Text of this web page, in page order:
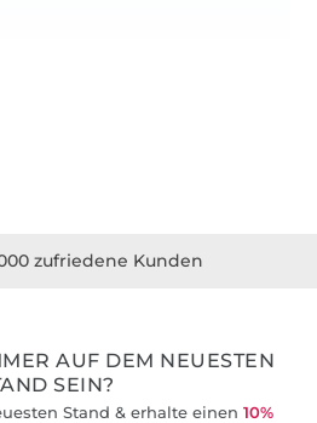
AUF DEM NEUESTEN
SEIN?
Stand & erhalte einen 10%